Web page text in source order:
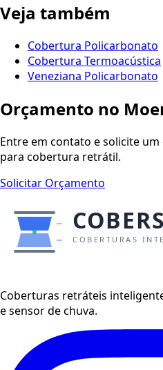
Veja também
Cobertura Policarbonato
Cobertura Termoacústica
Veneziana Policarbonato
Orçamento no
Entre em contato e solicite
para cobertura retrátil.
Solicitar Orçamento
Coberturas retráteis
e sensor de chuva.